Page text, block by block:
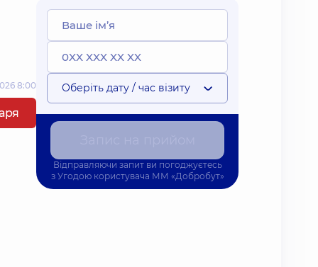
8:00 Оберіть дату / час візиту
Відправляючи запит ви погоджуєтесь
з Угодою користувача ММ «Добробут»